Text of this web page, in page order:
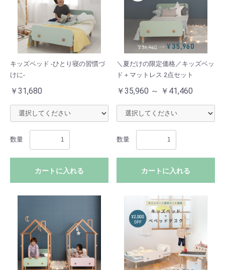
キッズベッド -ひとり寝の習慣づ
けに-
￥31,680
数量
カートに入れる
＼夏だけの限定価格／キッズベッ
ド＋マットレス 2点セット
￥35,960 ～ ￥41,460
数量
カートに入れる